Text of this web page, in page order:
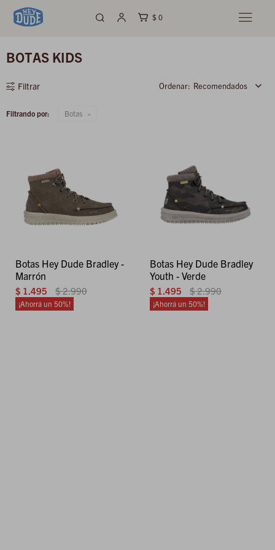
$ 0 
BOTAS KIDS
Recomendados
Filtrando por: Botas
Botas Hey Dude Bradley -
Marrón
$ 1.495 $2.990
50
Botas Hey Dude Bradley
Youth - Verde
$ 1.495 $2.990
50